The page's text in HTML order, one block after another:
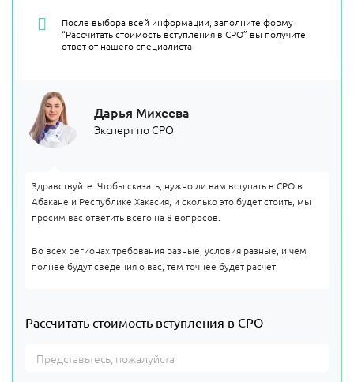
После выбора всей информации, заполните форму
“Рассчитать стоимость вступления в СРО” вы получите
ответ от нашего специалиста
Дарья Михеева
Эксперт по СРО
Здравствуйте. Чтобы сказать, нужно ли вам вступать в СРО в
Абакане и Республике Хакасия, и сколько это будет стоить, мы
просим вас ответить всего на 8 вопросов.
Во всех регионах требования разные, условия разные, и чем
полнее будут сведения о вас, тем точнее будет расчет.
Рассчитать стоимость вступления в СРО